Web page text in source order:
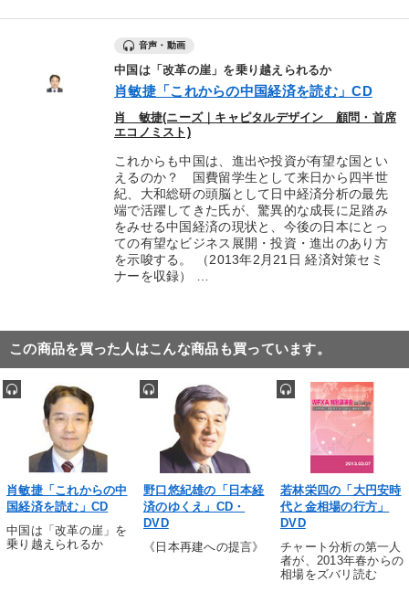
音声・動画
中国は「改革の崖」を乗り越えられるか
肖敏捷「これからの中国経済を読む」CD
肖 敏捷(ニーズ｜キャピタルデザイン 顧問・首席
エコノミスト)
これからも中国は、進出や投資が有望な国とい
えるのか？ 国費留学生として来日から四半世
紀、大和総研の頭脳として日中経済分析の最先
端で活躍してきた氏が、驚異的な成長に足踏み
をみせる中国経済の現状と、今後の日本にとっ
ての有望なビジネス展開・投資・進出のあり方
を示唆する。 （2013年2月21日 経済対策セミ
ナーを収録） …
この商品を買った人はこんな商品も買っています。
肖敏捷「これからの中
国経済を読む」CD
中国は「改革の崖」を
乗り越えられるか
野口悠紀雄の「日本経
済のゆくえ」CD・
DVD
《日本再建への提言》
若林栄四の「大円安時
代と金相場の行方」
DVD
チャート分析の第一人
者が、2013年春からの
相場をズバリ読む